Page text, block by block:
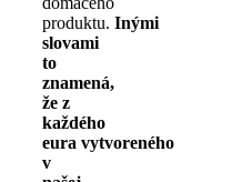
produktu. Inými
slovami
to
znamená,
že z
každého
eura vytvoreného
v